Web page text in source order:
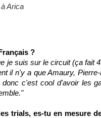
Arica
?
je suis sur le circuit (ça fait
il n'y a que Amaury,
c'est cool d'avoir les
trials, es-tu en mesure